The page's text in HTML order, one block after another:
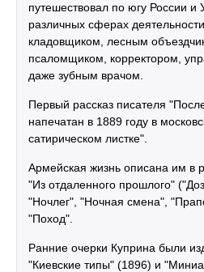
путешествовал по югу России и
различных сферах
кладовщиком, лесным
псаломщиком, корректором,
даже зубным врачом.
Первый рассказ писателя
напечатан в 1889 году в
сатирическом листке".
Армейская жизнь описана им в
"Из отдаленного прошлого"
"Ночлег", "Ночная смена",
"Поход".
Ранние очерки Куприна были
"Киевские типы" (1896) и